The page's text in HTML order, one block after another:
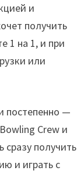
и
получить
1 на 1, и при
или
постепенно —
Crew и
сразу получить
и играть с